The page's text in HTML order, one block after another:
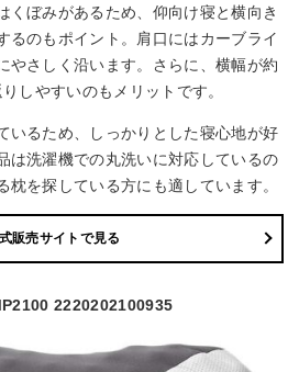
くぼみがあるため、仰向け寝と横向き
るのもポイント。肩口にはカーブライ
やさしく沿います。さらに、横幅が約
しやすいのもメリットです。
いるため、しっかりとした寝心地が好
は洗濯機での丸洗いに対応しているの
枕を探している方にも適しています。
販売サイトで見る
2220202100935